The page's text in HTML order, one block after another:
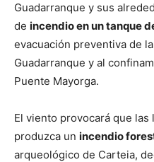
Guadarranque y sus
de incendio en un tanque
evacuación preventiva de
Guadarranque y al
Puente Mayorga.
El viento provocará que las
produzca un incendio
arqueológico de Carteia,